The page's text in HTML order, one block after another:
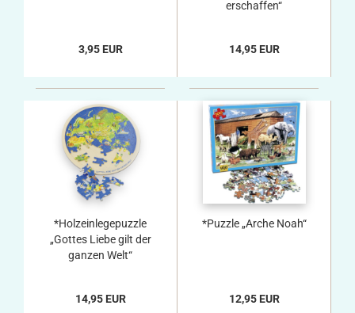
3,95 EUR
erschaffen“
14,95 EUR
*Holzeinlegepuzzle
„Gottes Liebe gilt der
ganzen Welt“
14,95 EUR
*Puzzle „Arche Noah“
12,95 EUR